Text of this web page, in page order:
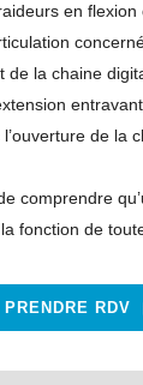
en flexion
de la chaine
de la
comprendre
fonction de
PRENDRE RDV